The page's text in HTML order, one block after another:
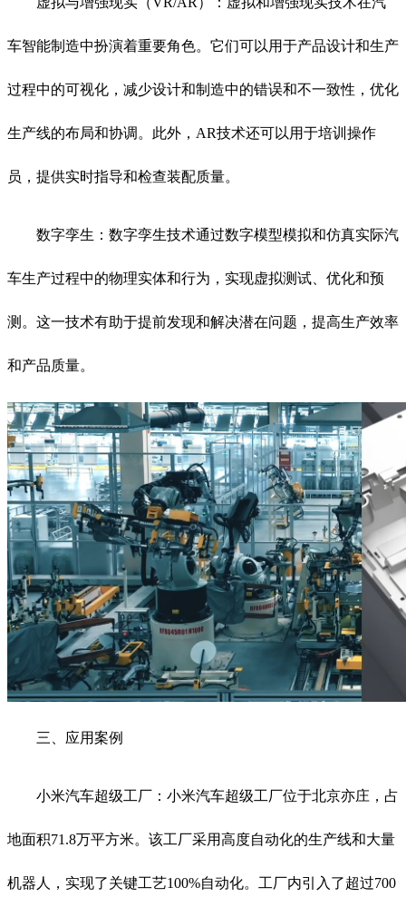
车智能制造中扮演着重要角色。它们可以用于产品设计和生产
过程中的可视化，减少设计和制造中的错误和不一致性，优化
生产线的布局和协调。此外， AR技术还可以用于培训操作
员，提供实时指导和检查装配质量。
数字孪生：数字孪生技术通过数字模型模拟和仿真实际汽
车生产过程中的物理实体和行为，实现虚拟测试、优化和预
测。这一技术有助于提前发现和解决潜在问题，提高生产效率
和产品质量。
三、应用案例
小米汽车超级工厂：小米汽车超级工厂位于北京亦庄，占
地面积71.8万平方米。该工厂采用高度自动化的生产线和大量
机器人，实现了关键工艺100%自动化。工厂内引入了超过700